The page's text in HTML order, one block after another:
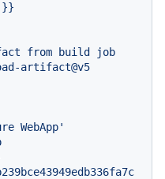
}}
from build
job
artifact@v5
WebApp'